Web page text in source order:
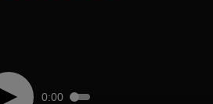
0:00